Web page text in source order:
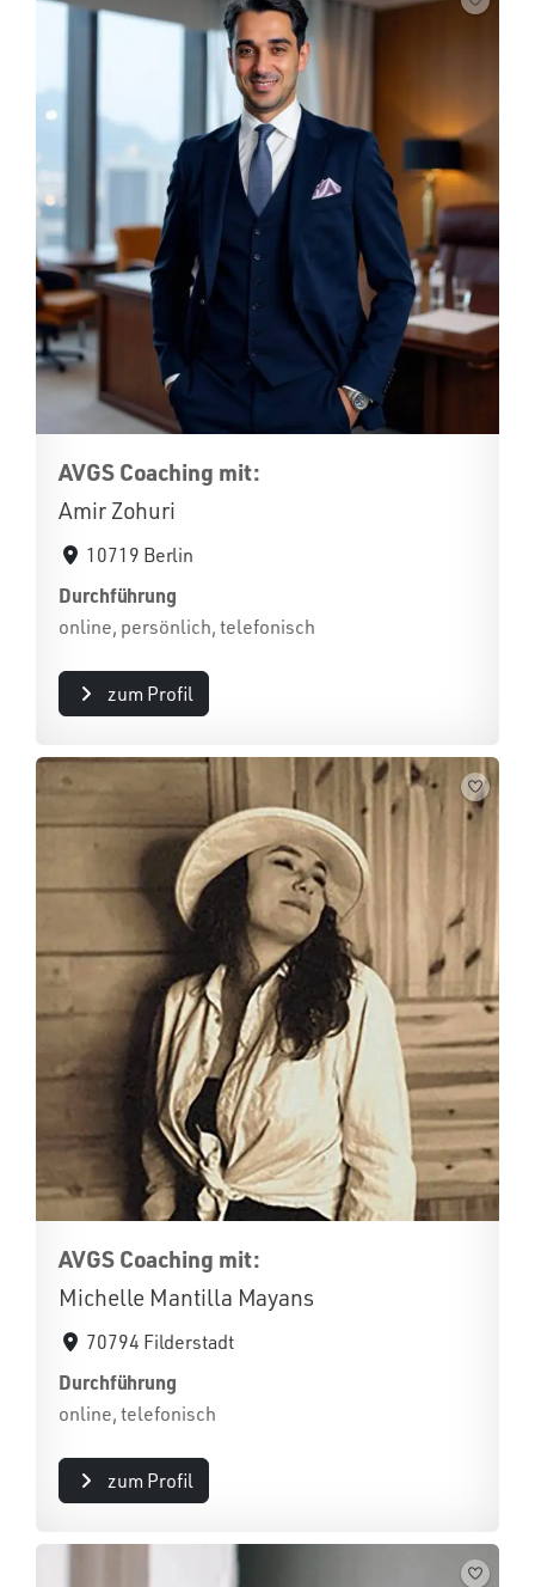
AVGS Coaching mit:
Amir Zohuri
10719 Berlin
Durchführung
online, persönlich, telefonisch
zum Profil
AVGS Coaching mit:
Michelle Mantilla Mayans
70794 Filderstadt
Durchführung
online, telefonisch
zum Profil